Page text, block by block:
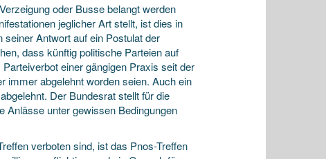
oder Busse belangt werden
jeglicher Art stellt, ist dies in
Antwort auf ein Postulat der
dass künftig politische Parteien auf
einer gängigen Praxis seit der
immer abgelehnt worden seien. Auch ein
Der Bundesrat stellt für die
Anlässe unter gewissen Bedingungen
verboten sind, ist das Pnos-Treffen